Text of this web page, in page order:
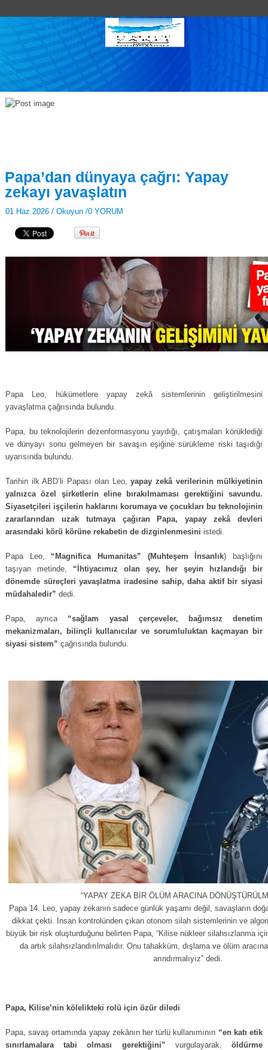
Papa’dan dünyaya çağrı: Yapay
zekayı yavaşlatın
01 Haz 2026 / Okuyun /0 YORUM
Papa Leo, hükümetlere yapay zekâ sistemlerinin geliştirilmesini
yavaşlatma çağrısında bulundu.
Papa, bu teknolojilerin dezenformasyonu yaydığı, çatışmaları körüklediği
ve dünyayı sonu gelmeyen bir savaşın eşiğine sürükleme riski taşıdığı
uyarısında bulundu.
Tarihin ilk ABD’li Papası olan Leo, yapay zekâ verilerinin mülkiyetinin
yalnızca özel şirketlerin eline bırakılmaması gerektiğini savundu.
Siyasetçileri işçilerin haklarını korumaya ve çocukları bu teknolojinin
zararlarından uzak tutmaya çağıran Papa, yapay zekâ devleri
arasındaki körü körüne rekabetin de dizginlenmesini istedi.
Papa Leo, “Magnifica Humanitas” (Muhteşem İnsanlık) başlığını
taşıyan metinde, “İhtiyacımız olan şey, her şeyin hızlandığı bir
dönemde süreçleri yavaşlatma iradesine sahip, daha aktif bir siyasi
müdahaledir” dedi.
Papa, ayrıca “sağlam yasal çerçeveler, bağımsız denetim
mekanizmaları, bilinçli kullanıcılar ve sorumluluktan kaçmayan bir
siyasi sistem” çağrısında bulundu.
“YAPAY ZEKA BİR ÖLÜM ARACINA
Papa 14. Leo, yapay zekanın sadece günlük yaşamı değil, savaşların
dikkat çekti. İnsan kontrolünden çıkan otonom silah sistemlerinin ve
büyük bir risk oluşturduğunu belirten Papa, “Kilise nükleer silahsızlanma
da artık silahsızlandırılmalıdır. Onu tahakküm, dışlama ve ölüm
arındırmalıyız” dedi.
Papa, Kilise’nin kölelikteki rolü için özür diledi
Papa, savaş ortamında yapay zekânın her türlü kullanımının “en katı etik
sınırlamalara tabi olması gerektiğini” vurgulayarak,öldürme